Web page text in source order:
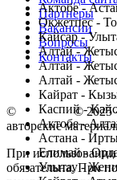
Актобе -
Окжетпес -
Кайсар -
Алтай -
Алтай -
Алтай -
Кайрат -
Каспий -
Актобе -
Астана -
Елимай -
Улытау -
Партнеры
Вакансии
Вопросы
Контакты
© Copyright© 2025
авторские
При
обязательна. При